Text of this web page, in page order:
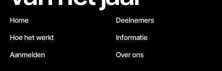
Home
Hoe het werkt
Aanmelden
Deelnemers
Informatie
Over ons